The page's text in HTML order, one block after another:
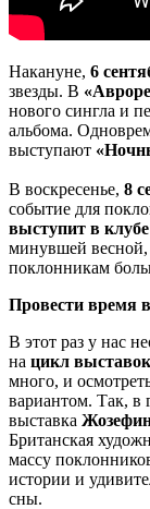
Накануне, 6
звезды. В
нового сингла и
альбома.
выступают
В воскресенье, 8
событие для
выступит в
минувшей
поклонникам
Провести время
В этот раз у нас
на цикл
много, и
вариантом. Так, в
выставка
Британская
массу
истории и
сны.